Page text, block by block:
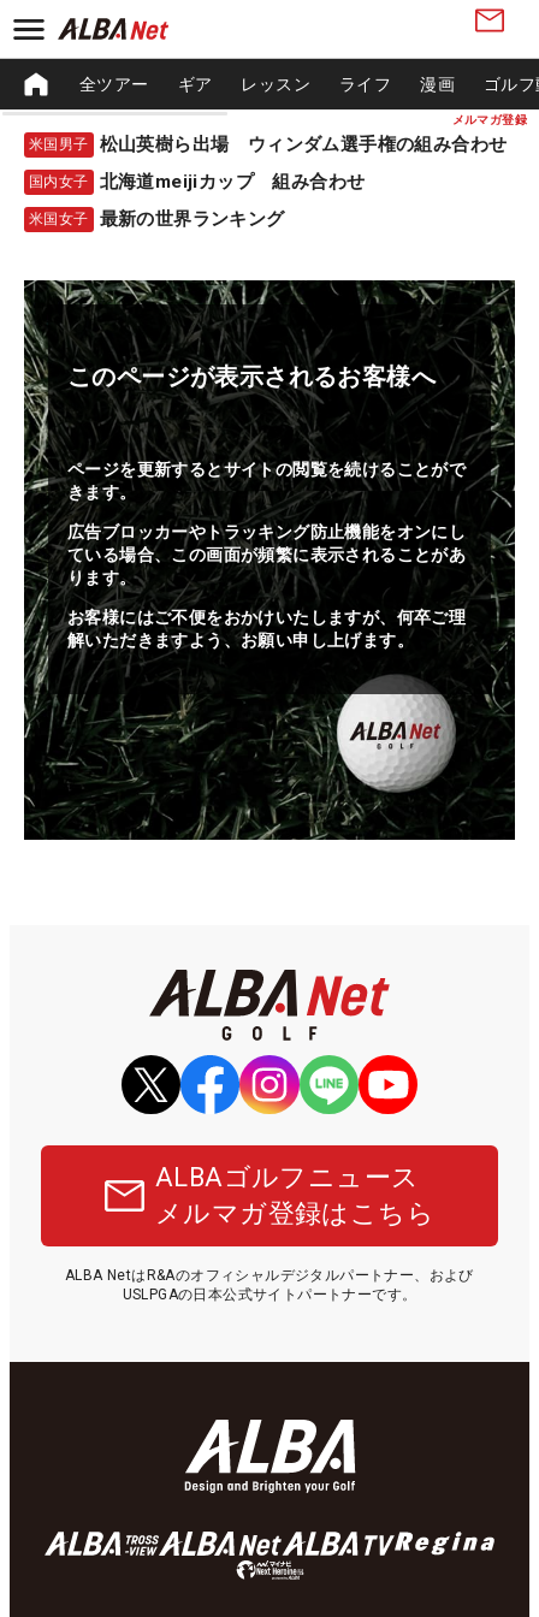
メルマガ登録
全ツアー ギア レッスン ライフ 漫画 ゴル
米国男子 松山英樹ら出場 ウィンダム選手権の組み合わせ
国内女子 北海道meijiカップ 組み合わせ
米国女子 最新の世界ランキング
このページが表示されるお客様へ
ページを更新するとサイトの閲覧を続けることがで
きます。
広告ブロッカーやトラッキング防止機能をオンにし
ている場合、この画面が頻繁に表示されることがあ
ります。
お客様にはご不便をおかけいたしますが、何卒ご理
解いただきますよう、お願い申し上げます。
ALBAゴルフニュース
メルマガ登録はこちら
ALBA NetはR&Aのオフィシャルデジタルパートナー、および
USLPGAの日本公式サイトパートナーです。